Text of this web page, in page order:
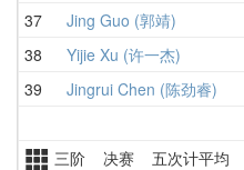
37 Jing Guo (郭靖)
38 Yijie Xu (许一杰)
39 Jingrui Chen (陈劲睿)
三阶 决赛 五次计平均